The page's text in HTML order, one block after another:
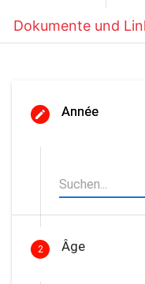
Dokumente und
Année
2 Âge